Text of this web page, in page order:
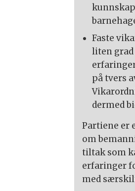
Faste
liten grad
på tvers
dermed
Partiene er
om
tiltak som
erfaringer
med